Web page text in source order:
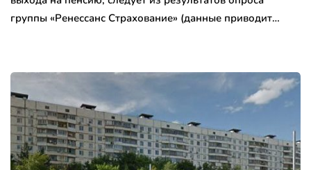
группы «Ренессанс Страхование» (данные приводит…